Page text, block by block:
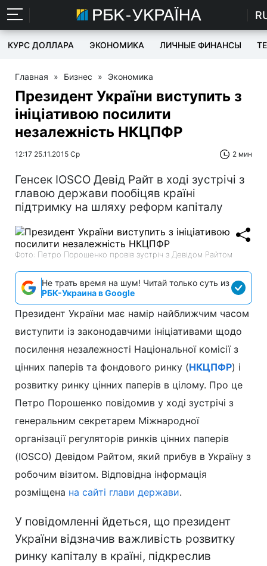
КУРС ДОЛЛАРА ЭКОНОМИКА ЛИЧНЫЕ ФИНАНСЫ
Главная » Бизнес » Экономика
Президент України виступить з
ініціативою посилити
незалежність НКЦПФР
12:17 25.11.2015 Ср 2 мин
Генсек IOSCO Девід Райт в ході зустрічі з
главою держави пообіцяв країні
підтримку на шляху реформ капіталу
Фото: Петро Порошенко провів зустріч з Девідом Райтом
Не трать время на шум! Читай только суть из
РБК-Украина в Google
Президент України має намір найближчим часом
виступити із законодавчими ініціативами щодо
посилення незалежності Національної комісії з
цінних паперів та фондового ринку (НКЦПФР) і
розвитку ринку цінних паперів в цілому. Про це
Петро Порошенко повідомив у ході зустрічі з
генеральним секретарем Міжнародної
організації регуляторів ринків цінних паперів
(IOSCO) Девідом Райтом, який прибув в Україну з
робочим візитом. Відповідна інформація
розміщена на сайті глави держави.
У повідомленні йдеться, що президент
України відзначив важливість розвитку
ринку капіталу в країні, підкреслив